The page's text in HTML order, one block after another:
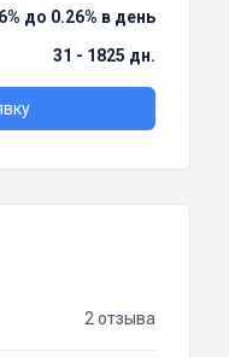
до 0.26% в день
31 - 1825 дн.
2 отзыва